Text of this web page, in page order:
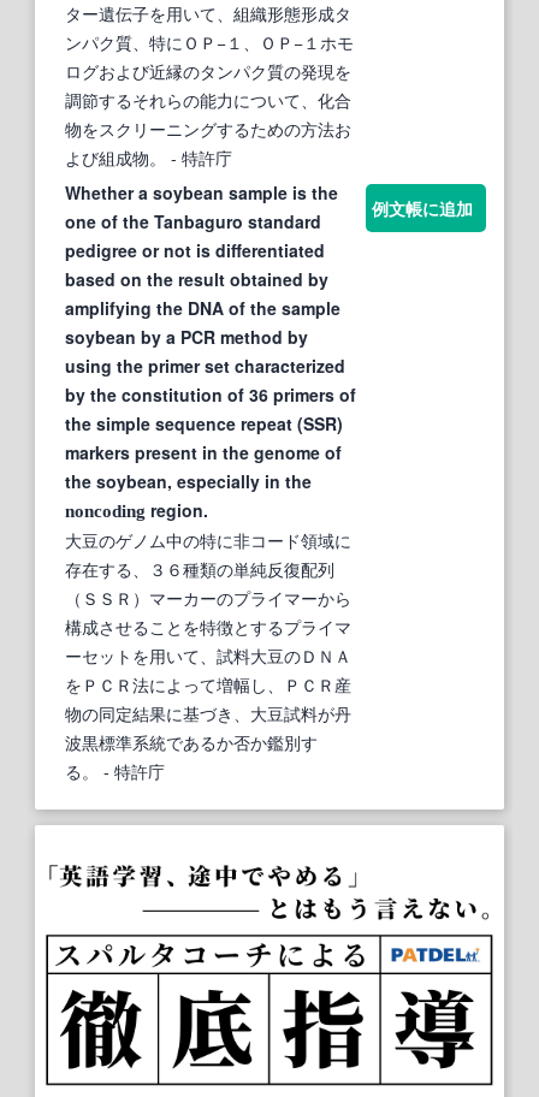
ター遺伝子を用いて、組織形態形成タ
ンパク質、特にＯＰ−１、ＯＰ−１ホモ
ログおよび近縁のタンパク質の発現を
調節するそれらの能力について、化合
物をスクリーニングするための方法お
よび組成物。
- 特許庁
Whether a soybean sample is the
one of the Tanbaguro standard
pedigree or not is differentiated
based on the result obtained by
amplifying the DNA of the sample
soybean by a PCR method by
using the primer set characterized
by the constitution of 36 primers of
the simple sequence repeat (SSR)
markers present in the genome of
the soybean, especially in the
noncoding region.
大豆のゲノム中の特に非コード領域に
存在する、３６種類の単純反復配列
（ＳＳＲ）マーカーのプライマーから
構成させることを特徴とするプライマ
ーセットを用いて、試料大豆のＤＮＡ
をＰＣＲ法によって増幅し、ＰＣＲ産
物の同定結果に基づき、大豆試料が丹
波黒標準系統であるか否か鑑別す
る。
- 特許庁
例文帳に追加